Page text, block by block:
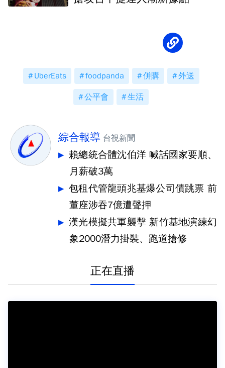
UberEats foodpanda 併購 外送
公平會 生活
綜合報導 台視新聞
賴總統合體沈伯洋 喊話國家要順、
月薪破3萬
包租代管龍頭兆基爆公司債跳票 前
董座涉吞7億遭聲押
漢光模擬共軍襲擊 新竹基地演練幻
象2000潛力掛裝、跑道搶修
正在直播